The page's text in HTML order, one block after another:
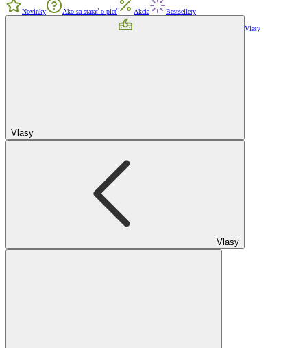
Novinky Ako sa starať o pleť Akcia Bestsellery
Vlasy
Vlasy
Vlasy